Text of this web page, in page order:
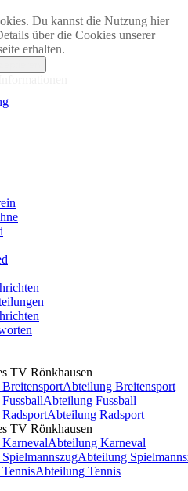
Du kannst die Nutzung hier
über die Cookies unserer
erhalten.
TV Rönkhausen
Abteilung Breitensport
Abteilung Fussball
Abteilung Radsport
TV Rönkhausen
Abteilung Karneval
Abteilung
Abteilung Tennis